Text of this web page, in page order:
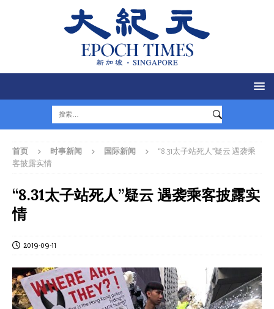
首页 时事新闻 国际新闻
“8.31太子站死人”疑云 遇袭乘
客披露实情
“8.31太子站死人”疑云 遇袭乘客披露实
情
2019-09-11